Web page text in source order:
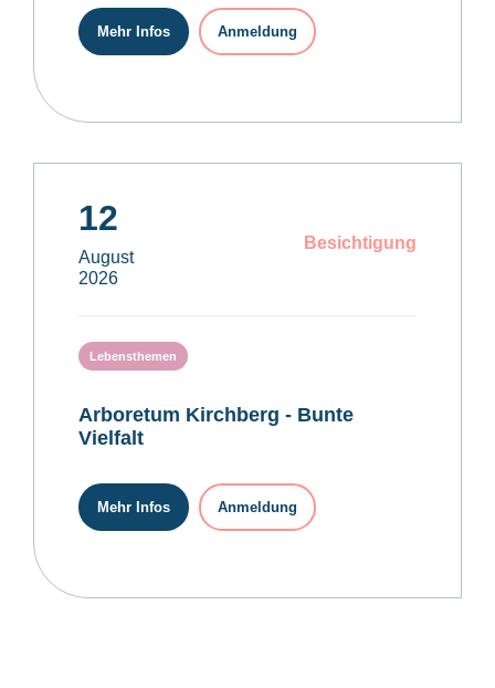
Mehr Infos Anmeldung
12
August
2026
Besichtigung
Lebensthemen
Arboretum Kirchberg - Bunte
Vielfalt
Mehr Infos Anmeldung